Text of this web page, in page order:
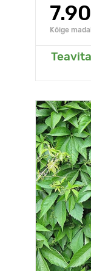
7.90
Kõige